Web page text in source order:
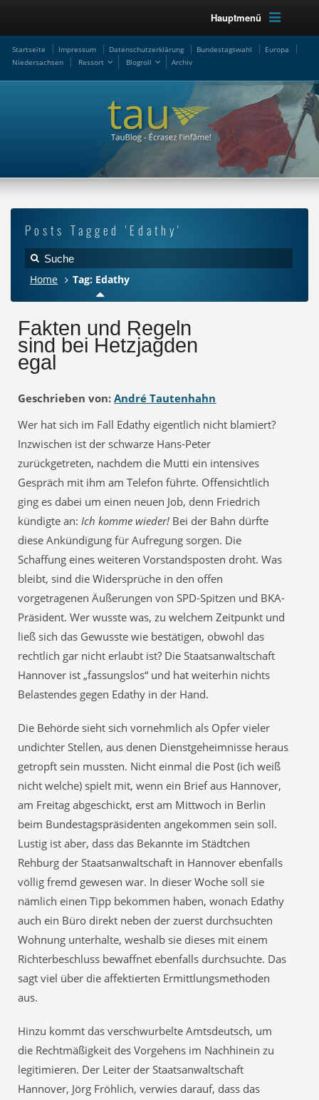
Hauptmenü
Startseite Impressum Datenschutzerklärung Bundestagswahl
Europa
Niedersachsen
Ressort Blogroll Archiv
Posts Tagged 'Edathy'
Home Tag: Edathy
Fakten und Regeln
sind bei Hetzjagden
egal
Geschrieben von: André Tautenhahn
Wer hat sich im Fall Edathy eigentlich nicht blamiert?
Inzwischen ist der schwarze Hans-Peter
zurückgetreten, nachdem die Mutti ein intensives
Gespräch mit ihm am Telefon führte. Offensichtlich
ging es dabei um einen neuen Job, denn Friedrich
kündigte an: Ich komme wieder! Bei der Bahn dürfte
diese Ankündigung für Aufregung sorgen. Die
Schaffung eines weiteren Vorstandsposten droht. Was
bleibt, sind die Widersprüche in den offen
vorgetragenen Äußerungen von SPD-Spitzen und BKA-
Präsident. Wer wusste was, zu welchem Zeitpunkt und
ließ sich das Gewusste wie bestätigen, obwohl das
rechtlich gar nicht erlaubt ist? Die Staatsanwaltschaft
Hannover ist „fassungslos“ und hat weiterhin nichts
Belastendes gegen Edathy in der Hand.
Die Behörde sieht sich vornehmlich als Opfer vieler
undichter Stellen, aus denen Dienstgeheimnisse heraus
getropft sein mussten. Nicht einmal die Post (ich weiß
nicht welche) spielt mit, wenn ein Brief aus Hannover,
am Freitag abgeschickt, erst am Mittwoch in Berlin
beim Bundestagspräsidenten angekommen sein soll.
Lustig ist aber, dass das Bekannte im Städtchen
Rehburg der Staatsanwaltschaft in Hannover ebenfalls
völlig fremd gewesen war. In dieser Woche soll sie
nämlich einen Tipp bekommen haben, wonach Edathy
auch ein Büro direkt neben der zuerst durchsuchten
Wohnung unterhalte, weshalb sie dieses mit einem
Richterbeschluss bewaffnet ebenfalls durchsuchte. Das
sagt viel über die affektierten Ermittlungsmethoden
aus.
Hinzu kommt das verschwurbelte Amtsdeutsch, um
die Rechtmäßigkeit des Vorgehens im Nachhinein zu
legitimieren. Der Leiter der Staatsanwaltschaft
Hannover, Jörg Fröhlich, verwies darauf, dass das